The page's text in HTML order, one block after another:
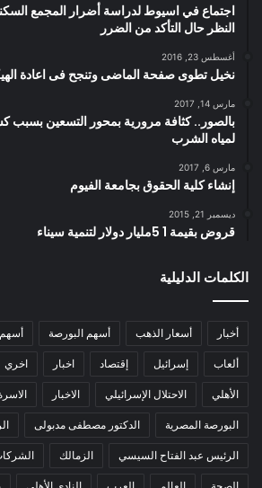
اجتماع في اسيوط لدراسة أضرار المجمع
النظر حال التأكد من الضرر
أغسطس 23, 2016
نخيل تطوى صفحة الماضى وتنجح فى اعادة
مارس 14, 2017
بالصور.. كثافة مرورية بمحور التسعين
لمياه الشرب
مارس 6, 2017
إنشاء كلية الحقوق بجامعة الفيوم
ديسمبر 21, 2015
قروض بقيمة 1 5مليار دولار لتنمية سيناء
الكلمات الدليلية
أخبار أسعار الذهب أسهم البورصة أسهم
ألعاب إسرائيل إقتصاد اخبار اخري
الأهلي الاحتلال الإسرائيلي الاخبار
البورصة المصرية الدكتور مصطفى مدبولى
الرئيس عبد الفتاح السيسي الزمالك